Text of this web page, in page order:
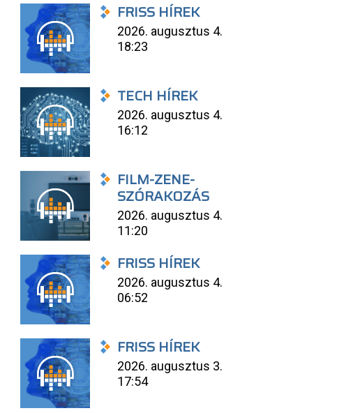
FRISS HÍREK
2026. augusztus 4.
18:23
TECH HÍREK
2026. augusztus 4.
16:12
FILM-ZENE-
SZÓRAKOZÁS
2026. augusztus 4.
11:20
FRISS HÍREK
2026. augusztus 4.
06:52
FRISS HÍREK
2026. augusztus 3.
17:54